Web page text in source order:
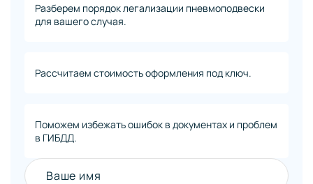
Разберем порядок легализации пневмоподвески
для вашего случая.
Рассчитаем стоимость оформления под ключ.
Поможем избежать ошибок в документах и проблем
в ГИБДД.
Ваше имя